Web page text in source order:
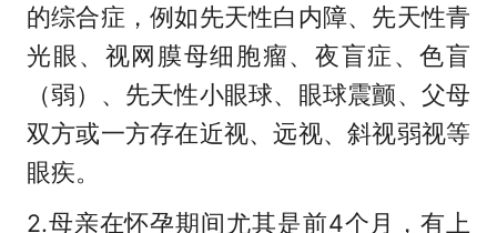
的综合症，例如先天性白内障、先天性青
光眼、视网膜母细胞瘤、夜盲症、色盲
（弱）、先天性小眼球、眼球震颤、父母
双方或一方存在近视、远视、斜视弱视等
眼疾。
2.母亲在怀孕期间尤其是前4个月，有上